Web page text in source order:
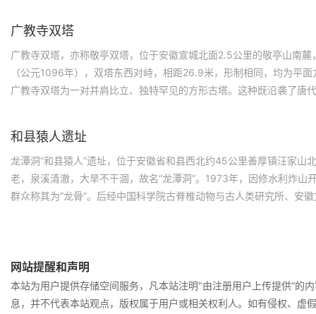
重点文物保护单位名单。
广教寺双塔
广教寺双塔，亦称敬亭双塔，位于安徽宣城北面2.5公里的敬亭山南
（公元1096年），双塔东西对峙，相距26.9米，形制相同，均为平
广教寺双塔为一对并肩比立、独特罕见的方形古塔。这种既沿袭了唐
和县猿人遗址
龙潭洞“和县猿人”遗址，位于安徽省和县西北约45公里善厚镇汪家山
老，泉溪清澈，大旱不干涸，故名“龙潭洞”。1973年，因修水利炸山
群众称其为“龙骨”。后经中国科学院古脊椎动物与古人类研究所、安
网站提醒和声明
本站为用户提供存储空间服务，凡本站注明"由注册用户上传提供“的
息，并不代表本站观点，版权属于用户或相关权利人。如有侵权、